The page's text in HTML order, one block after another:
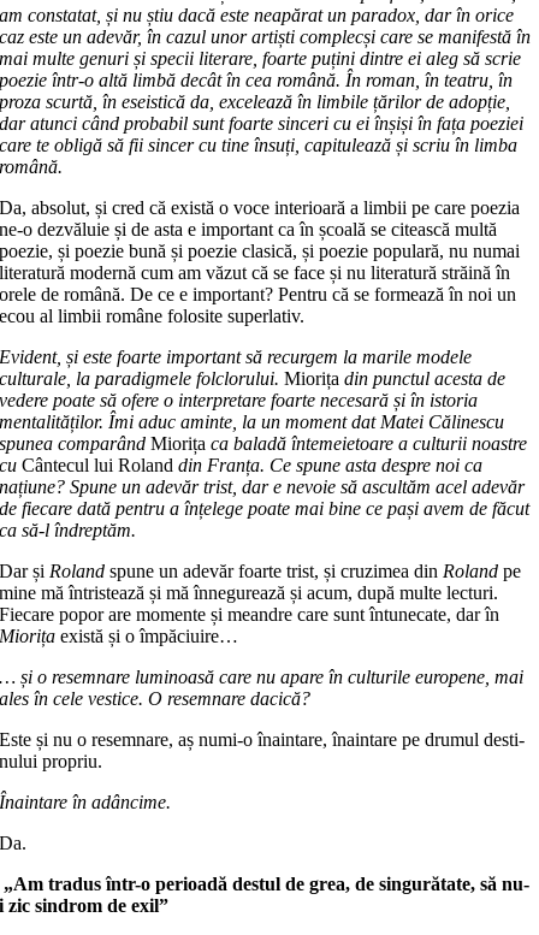
am constatat, și nu știu dacă este neapărat un paradox, dar în orice
caz este un ade­­văr, în cazul unor artiști complecși care se manifestă în
mai multe genuri și spe­cii literare, foarte puțini dintre ei aleg să scrie
poezie într-o altă limbă de­cât în cea română. În roman, în teatru, în
proza scurtă, în eseistică da, excelea­ză în lim­bile țărilor de adopție,
dar atunci când probabil sunt foarte sinceri cu ei înșiși în fața poeziei
care te obligă să fii sincer cu tine însuți, capitulează și scriu în limba
română.
Da, absolut, și cred că există o voce in­terioară a limbii pe care poezia
ne-o dez­văluie și de asta e important ca în școală se citească multă
poezie, și poezie bună și poezie clasică, și poezie popu­lară, nu numai
literatură modernă cum am văzut că se face și nu literatură stră­i­nă în
orele de română. De ce e impor­tant? Pentru că se formează în noi un
ecou al limbii române folosite super­lativ.
Evident, și este foarte important să recurgem la marile modele
culturale, la paradigmele folclorului.Miorița din punctul acesta de
vedere poate să ofere o interpretare foarte necesară și în istoria
mentalităților. Îmi aduc aminte, la un moment dat Matei Călinescu
spunea com­parândMiorița ca baladă înte­me­ie­toare a culturii noastre
cuCântecul lui Rolanddin Franța. Ce spune asta despre noi ca
națiune? Spune un adevăr trist, dar e nevoie să ascultăm acel adevăr
de fiecare dată pentru a înțelege poate mai bine ce pași avem de făcut
ca să-l îndreptăm.
Dar șiRoland spune un adevăr foarte trist, și cruzimea dinRoland pe
mine mă întristează și mă înnegurează și acum, după multe lecturi.
Fiecare po­por are momente și meandre care sunt întunecate, dar în
Miorița există și o îm­păciuire…
… și o resemnare luminoasă care nu apare în culturile europene, mai
ales în cele vestice. O resemnare dacică?
Este și nu o resemnare, aș numi-o înaintare, înaintare pe drumul desti­
nu­lui propriu.
Înaintare în adâncime.
Da.
„Am tradus într-operioadă destul de grea,de singurătate, să nu-
izic sindrom de exil”